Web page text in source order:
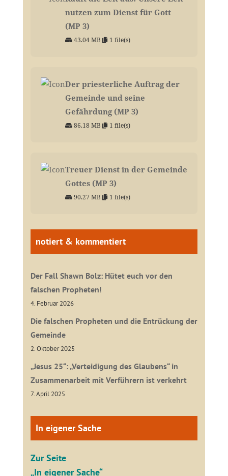
nutzen zum Dienst für Gott
(MP 3)
43.04 MB 1 file(s)
Der priesterliche Auftrag der
Gemeinde und seine
Gefährdung (MP 3)
86.18 MB 1 file(s)
Treuer Dienst in der Gemeinde
Gottes (MP 3)
90.27 MB 1 file(s)
notiert & kommentiert
Der Fall Shawn Bolz: Hütet euch vor den
falschen Propheten!
4. Februar 2026
Die falschen Propheten und die Entrückung der
Gemeinde
2. Oktober 2025
„Jesus 25“: „Verteidigung des Glaubens“ in
Zusammenarbeit mit Verführern ist verkehrt
7. April 2025
In eigener Sache
Zur Seite
„In eigener Sache“